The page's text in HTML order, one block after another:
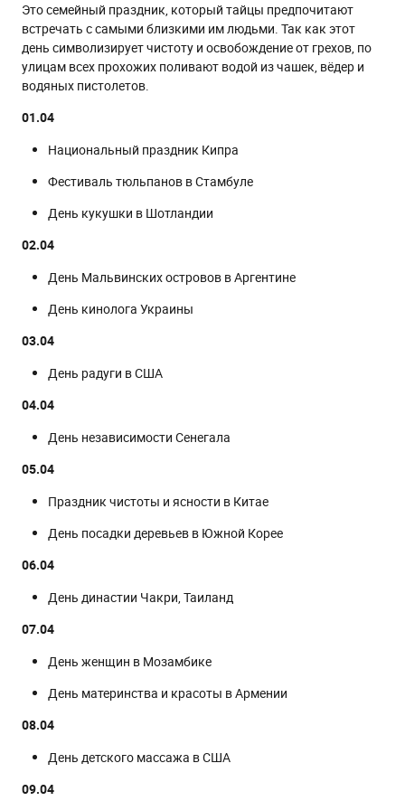
Это семейный праздник, который тайцы предпочитают
встречать с самыми близкими им людьми. Так как этот
день символизирует чистоту и освобождение от грехов, по
улицам всех прохожих поливают водой из чашек, вёдер и
водяных пистолетов.
01.04
Национальный праздник Кипра
Фестиваль тюльпанов в Стамбуле
День кукушки в Шотландии
02.04
День Мальвинских островов в Аргентине
День кинолога Украины
03.04
День радуги в США
04.04
День независимости Сенегала
05.04
Праздник чистоты и ясности в Китае
День посадки деревьев в Южной Корее
06.04
День династии Чакри, Таиланд
07.04
День женщин в Мозамбике
День материнства и красоты в Армении
08.04
День детского массажа в США
09.04